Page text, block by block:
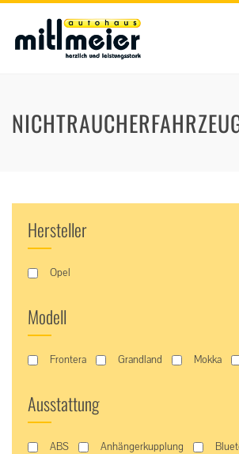
Hersteller
Opel
Modell
Frontera Grandland Mokka
Ausstattung
ABS Anhängerkupplung